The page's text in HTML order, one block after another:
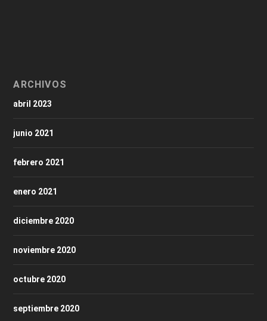
ARCHIVOS
abril 2023
junio 2021
febrero 2021
enero 2021
diciembre 2020
noviembre 2020
octubre 2020
septiembre 2020